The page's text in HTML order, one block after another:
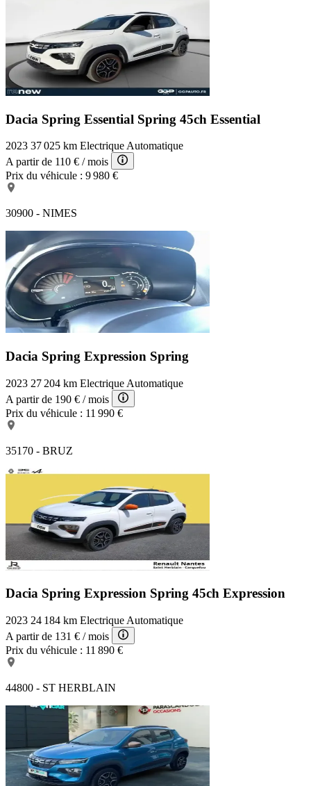
Dacia Spring Essential Spring 45ch Essential
2023 37 025 km Electrique Automatique
A partir de 110 € / mois
Prix du véhicule : 9 980 €
30900 - NIMES
Dacia Spring Expression Spring
2023 27 204 km Electrique Automatique
A partir de 190 € / mois
Prix du véhicule : 11 990 €
35170 - BRUZ
Dacia Spring Expression Spring 45ch Expression
2023 24 184 km Electrique Automatique
A partir de 131 € / mois
Prix du véhicule : 11 890 €
44800 - ST HERBLAIN